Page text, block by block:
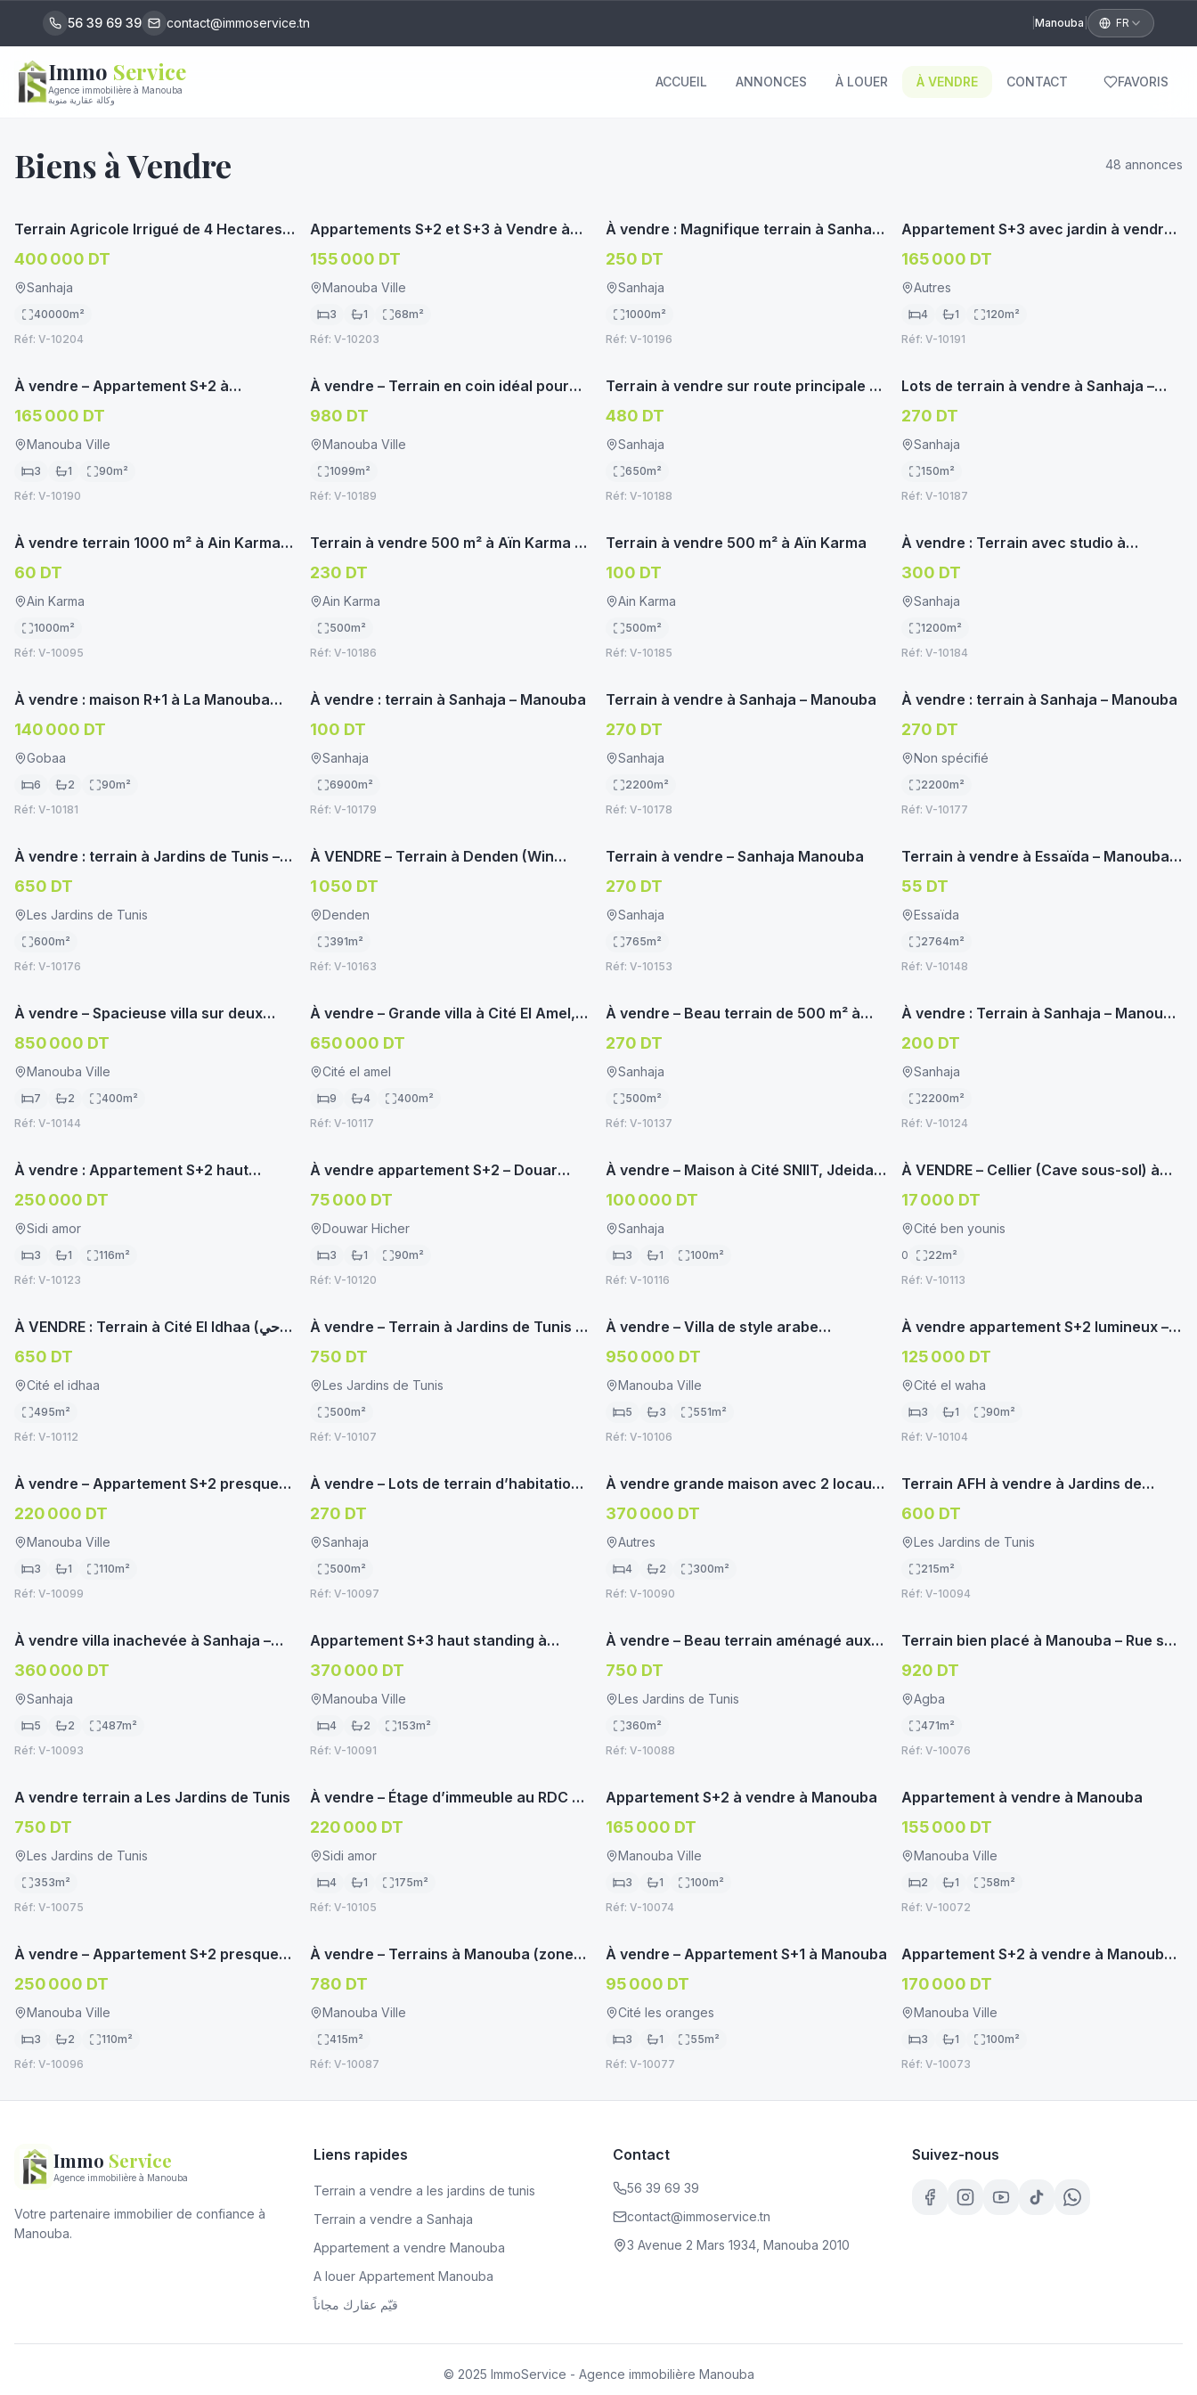
56 39 69 39 contact@immoservice.tn Manouba FR
Immo Service
Agence immobilière à Manouba
وكالة عقارية منوبة
ACCUEIL ANNONCES À LOUER À VENDRE CONTACT FAVORIS
Biens à Vendre 48 annonces
TERRAIN AGRICOLE
Terrain Agricole Irrigué de 4 Hectares à
Vendre à Sanhaja, Manouba
400 000 DT
Sanhaja
40000m²
Réf: V-10204
APPARTEMENT/STUDIO
Appartements S+2 et S+3 à Vendre à
Manouba Centre – Habitation ou
155 000 DT
Manouba Ville
3 1 68m²
Réf: V-10203
TERRAIN HABITATION
À vendre : Magnifique terrain à Sanhaja
– Manouba
250 DT
Sanhaja
1000m²
Réf: V-10196
APPARTEMENT/STUDIO
Appartement S+3 avec jardin à vendre
à Khaznadar
165 000 DT
Autres
4 1 120m²
Réf: V-10191
APPARTEMENT/STUDIO
À vendre – Appartement S+2 à
Résidence Malika, Manouba
165 000 DT
Manouba Ville
3 1 90m²
Réf: V-10190
TERRAIN HABITATION
À vendre – Terrain en coin idéal pour
investissement
980 DT
Manouba Ville
1099m²
Réf: V-10189
TERRAIN HABITATION
Terrain à vendre sur route principale à
Sanhaja – Manouba
480 DT
Sanhaja
650m²
Réf: V-10188
TERRAIN HABITATION
Lots de terrain à vendre à Sanhaja –
Manouba
270 DT
Sanhaja
150m²
Réf: V-10187
TERRAIN HABITATION
À vendre terrain 1000 m² à Ain Karma –
Manouba
60 DT
Ain Karma
1000m²
Réf: V-10095
TERRAIN HABITATION
Terrain à vendre 500 m² à Aïn Karma –
Sur route principale
230 DT
Ain Karma
500m²
Réf: V-10186
TERRAIN HABITATION
Terrain à vendre 500 m² à Aïn Karma
100 DT
Ain Karma
500m²
Réf: V-10185
TERRAIN HABITATION
À vendre : Terrain avec studio à
Sanhaja – Manouba
300 DT
Sanhaja
1200m²
Réf: V-10184
VILLA/MAISON
À vendre : maison R+1 à La Manouba
(Goubâa)
140 000 DT
Gobaa
6 2 90m²
Réf: V-10181
TERRAIN HABITATION
À vendre : terrain à Sanhaja – Manouba
100 DT
Sanhaja
6900m²
Réf: V-10179
TERRAIN HABITATION
Terrain à vendre à Sanhaja – Manouba
270 DT
Sanhaja
2200m²
Réf: V-10178
TERRAIN HABITATION
À vendre : terrain à Sanhaja – Manouba
270 DT
Non spécifié
2200m²
Réf: V-10177
TERRAIN HABITATION
À vendre : terrain à Jardins de Tunis –
Manouba
650 DT
Les Jardins de Tunis
600m²
Réf: V-10176
TERRAIN HABITATION
À VENDRE – Terrain à Denden (Win
Souk)
1 050 DT
Denden
391m²
Réf: V-10163
TERRAIN HABITATION
Terrain à vendre – Sanhaja Manouba
270 DT
Sanhaja
765m²
Réf: V-10153
TERRAIN HABITATION
Terrain à vendre à Essaïda – Manouba |
Belle opportunité
55 DT
Essaïda
2764m²
Réf: V-10148
VILLA/MAISON
À vendre – Spacieuse villa sur deux
niveaux à Manouba
850 000 DT
Manouba Ville
7 2 400m²
Réf: V-10144
VILLA/MAISON
À vendre – Grande villa à Cité El Amel,
Manouba
650 000 DT
Cité el amel
9 4 400m²
Réf: V-10117
TERRAIN HABITATION
À vendre – Beau terrain de 500 m² à
Sanhaja, Manouba
270 DT
Sanhaja
500m²
Réf: V-10137
TERRAIN HABITATION
À vendre : Terrain à Sanhaja – Manouba
(Lotissement Cité des Juges)
200 DT
Sanhaja
2200m²
Réf: V-10124
APPARTEMENT/STUDIO
À vendre : Appartement S+2 haut
standing à Manouba
250 000 DT
Sidi amor
3 1 116m²
Réf: V-10123
APPARTEMENT/STUDIO
À vendre appartement S+2 – Douar
Hicher, Manouba
75 000 DT
Douwar Hicher
3 1 90m²
Réf: V-10120
VILLA/MAISON
À vendre – Maison à Cité SNIIT, Jdeida -
manouba
100 000 DT
Sanhaja
3 1 100m²
Réf: V-10116
LOCAUX
À VENDRE – Cellier (Cave sous-sol) à
Manouba
17 000 DT
Cité ben younis
0 22m²
Réf: V-10113
TERRAIN HABITATION
À VENDRE : Terrain à Cité El Idhaa (حي
الإذاعة)
650 DT
Cité el idhaa
495m²
Réf: V-10112
TERRAIN HABITATION
À vendre – Terrain à Jardins de Tunis –
Manouba (zone d’avenir)
750 DT
Les Jardins de Tunis
500m²
Réf: V-10107
VILLA/MAISON
À vendre – Villa de style arabe
contemporain à Manouba
950 000 DT
Manouba Ville
5 3 551m²
Réf: V-10106
APPARTEMENT/STUDIO
À vendre appartement S+2 lumineux –
Cité El Waha, Agba
125 000 DT
Cité el waha
3 1 90m²
Réf: V-10104
APPARTEMENT/STUDIO
À vendre – Appartement S+2 presque
neuf à Manouba
220 000 DT
Manouba Ville
3 1 110m²
Réf: V-10099
TERRAIN HABITATION
À vendre – Lots de terrain d’habitation
à Sanhaja (zone d’avenir)
270 DT
Sanhaja
500m²
Réf: V-10097
VILLA/MAISON
À vendre grande maison avec 2 locaux
commerciaux – Sidi Bouchoucha
370 000 DT
Autres
4 2 300m²
Réf: V-10090
TERRAIN HABITATION
Terrain AFH à vendre à Jardins de
Tunis – Manouba
600 DT
Les Jardins de Tunis
215m²
Réf: V-10094
VILLA/MAISON
À vendre villa inachevée à Sanhaja –
Manouba
360 000 DT
Sanhaja
5 2 487m²
Réf: V-10093
APPARTEMENT/STUDIO
Appartement S+3 haut standing à
vendre à Manouba – Résidence
370 000 DT
Manouba Ville
4 2 153m²
Réf: V-10091
TERRAIN HABITATION
À vendre – Beau terrain aménagé aux
Jardins de Tunis (Manouba)
750 DT
Les Jardins de Tunis
360m²
Réf: V-10088
TERRAIN HABITATION
Terrain bien placé à Manouba – Rue sur
3 côtés
920 DT
Agba
471m²
Réf: V-10076
TERRAIN HABITATION
A vendre terrain a Les Jardins de Tunis
750 DT
Les Jardins de Tunis
353m²
Réf: V-10075
ETAGE DE VILLAغير متوفر
À vendre – Étage d’immeuble au RDC à
Sidi Amor – Manouba
220 000 DT
Sidi amor
4 1 175m²
Réf: V-10105
APPARTEMENT/STUDIO
غير متوفر
Appartement S+2 à vendre à Manouba
165 000 DT
Manouba Ville
3 1 100m²
Réf: V-10074
APPARTEMENT/STUDIO
غير متوفر
Appartement à vendre à Manouba
155 000 DT
Manouba Ville
2 1 58m²
Réf: V-10072
APPARTEMENT/STUDIO
غير متوفر
À vendre – Appartement S+2 presque
neuf à Manouba
250 000 DT
Manouba Ville
3 2 110m²
Réf: V-10096
TERRAIN HABITATIONغير متوفر
À vendre – Terrains à Manouba (zone
calme)
780 DT
Manouba Ville
415m²
Réf: V-10087
APPARTEMENT/STUDIO
غير متوفر
À vendre – Appartement S+1 à Manouba
95 000 DT
Cité les oranges
3 1 55m²
Réf: V-10077
APPARTEMENT/STUDIO
غير متوفر
Appartement S+2 à vendre à Manouba
ville
170 000 DT
Manouba Ville
3 1 100m²
Réf: V-10073
Immo Service
Agence immobilière à Manouba
Votre partenaire immobilier de confiance à
Manouba.
Liens rapides
Terrain a vendre a les jardins de tunis
Terrain a vendre a Sanhaja
Appartement a vendre Manouba
A louer Appartement Manouba
قيّم عقارك مجاناً
Contact
56 39 69 39
contact@immoservice.tn
3 Avenue 2 Mars 1934, Manouba 2010
Suivez-nous
© 2025 ImmoService - Agence immobilière Manouba